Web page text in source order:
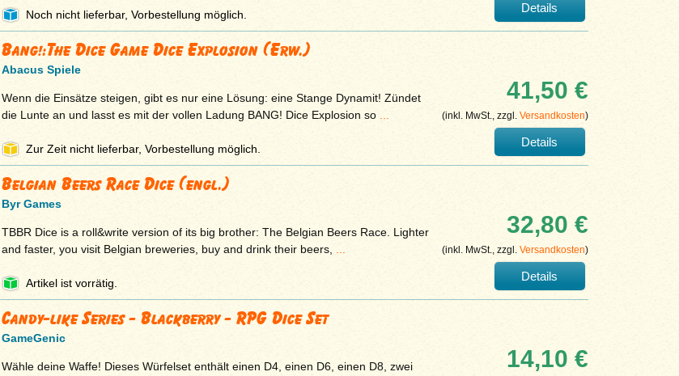
Noch nicht lieferbar, Vorbestellung möglich. Details
Bang!:The Dice Game Dice Explosion (Erw.)
Abacus Spiele
Wenn die Einsätze steigen, gibt es nur eine Lösung: eine Stange Dynamit! Zündet
die Lunte an und lasst es mit der vollen Ladung BANG! Dice Explosion so
Zur Zeit nicht lieferbar, Vorbestellung möglich.
41,50 €
(inkl. MwSt., zzgl. Versandkosten)
Details
Belgian Beers Race Dice (engl.)
Byr Games
TBBR Dice is a roll&write version of its big brother: The Belgian Beers Race. Lighter
and faster, you visit Belgian breweries, buy and drink their beers,
Artikel ist vorrätig.
32,80 €
(inkl. MwSt., zzgl. Versandkosten)
Details
Candy-like Series - Blackberry - RPG Dice Set
GameGenic
Wähle deine Waffe! Dieses Würfelset enthält einen D4, einen D6, einen D8, zwei
14,10 €